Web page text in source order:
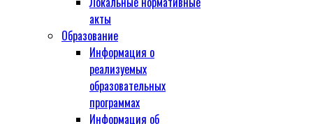
акты
Образование
Информация о
реализуемых
образовательных
программах
Информация об